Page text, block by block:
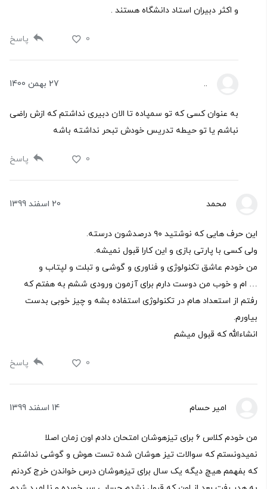
و اکثر دبیران استاد دانشگاه هستند .
0 پاسخ
.. 27 بهمن 1400
به عنوان کسی که تو سمپاده تا الان دبیری نداشتم که ازش راضی
نباشم یا تو حیطه تدریس خودش تبحر نداشته باشه
0 پاسخ
محمد 20 اسفند 1399
این حرف هایی که نوشتید ۹۰ درصدشون درسته.
ولی کسی با پارتی بازی و این کارا قبول نمیشه.
من خودم عاشق تکنولوژی و فناوری و گوشی و تبلت و لپتاب و
… ام و خوب من دوست دارم برای آزمون ورودی ششم به هفتم که
رفتم از استعداد هام در تکنولوژی استفاده بشه و چیز خوبی بدست
بیاورم.
انشاءالله که قبول میشم
0 پاسخ
امیر حسام 14 اسفند 1399
من خودم کلاس ۶ برای تیزهوشان امتحان دادم اون زمان اصلا
نمیدونستم که سوالات تیز هوشان شده تست هوش و گوشی نداشتم
که بفهمم هیچ دیگه یک سال برای تیزهوشان درس خواندن خرج کردنم